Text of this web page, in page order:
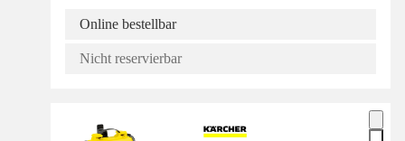
Online bestellbar
Nicht reservierbar